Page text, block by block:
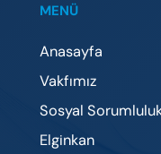
MENÜ
Anasayfa
Vakfımız
Sosyal
Elginkan